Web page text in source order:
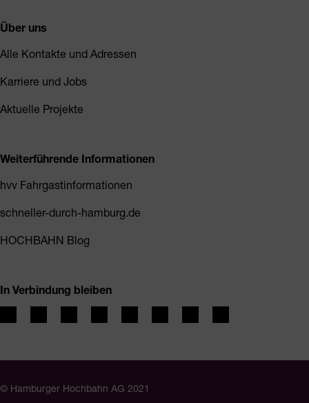
Über uns
Alle Kontakte und Adressen
Karriere und Jobs
Aktuelle Projekte
Weiterführende Informationen
hvv Fahrgastinformationen
schneller-durch-hamburg.de
HOCHBAHN Blog
In Verbindung bleiben
© Hamburger Hochbahn AG 2021